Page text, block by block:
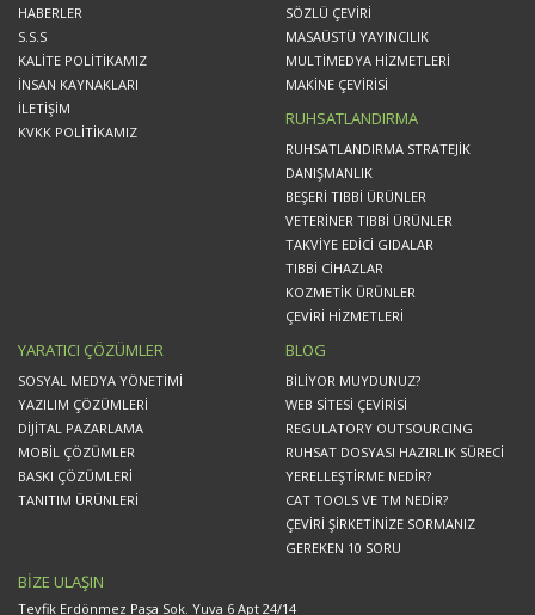
HABERLER
S.S.S
KALİTE POLİTİKAMIZ
İNSAN KAYNAKLARI
İLETİŞİM
KVKK POLİTİKAMIZ
SÖZLÜ ÇEVİRİ
MASAÜSTÜ YAYINCILIK
MULTİMEDYA HİZMETLERİ
MAKİNE ÇEVİRİSİ
RUHSATLANDIRMA
RUHSATLANDIRMA STRATEJİK
DANIŞMANLIK
BEŞERİ TIBBİ ÜRÜNLER
VETERİNER TIBBİ ÜRÜNLER
TAKVİYE EDİCİ GIDALAR
TIBBİ CİHAZLAR
KOZMETİK ÜRÜNLER
ÇEVİRİ HİZMETLERİ
YARATICI ÇÖZÜMLER
SOSYAL MEDYA YÖNETİMİ
YAZILIM ÇÖZÜMLERİ
DİJİTAL PAZARLAMA
MOBİL ÇÖZÜMLER
BASKI ÇÖZÜMLERİ
TANITIM ÜRÜNLERİ
BLOG
BİLİYOR MUYDUNUZ?
WEB SİTESİ ÇEVİRİSİ
REGULATORY OUTSOURCING
RUHSAT DOSYASI HAZIRLIK SÜRECİ
YERELLEŞTİRME NEDİR?
CAT TOOLS VE TM NEDİR?
ÇEVİRİ ŞİRKETİNİZE SORMANIZ
GEREKEN 10 SORU
BİZE ULAŞIN
Tevfik Erdönmez Paşa Sok. Yuva 6 Apt 24/14